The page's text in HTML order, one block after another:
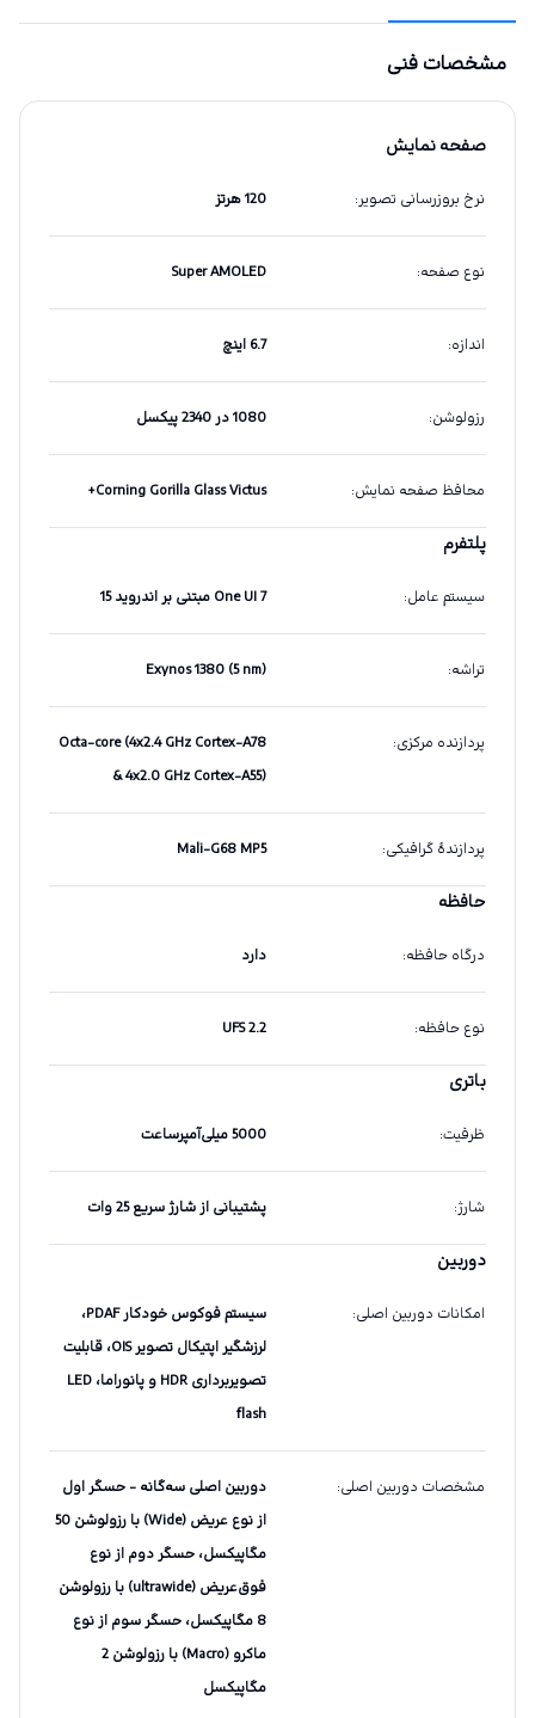
مشخصات فنی
صفحه نمایش
نرخ بروزرسانی تصویر: 120 هرتز
نوع صفحه:
Super AMOLED
اندازه: 6.7 اینچ
رزولوشن: 1080 در 2340 پیکسل
محافظ صفحه نمایش:
Corning Gorilla Glass Victus+
پلتفرم
سیستم عامل: One UI 7 مبتنی بر اندروید 15
تراشه:
Exynos 1380 (5 nm)
پردازنده مرکزی:
Octa-core (4x2.4 GHz Cortex-A78
& 4x2.0 GHz Cortex-A55)
پردازندهٔ گرافیکی:
Mali-G68 MP5
حافظه
درگاه حافظه: دارد
نوع حافظه:
UFS 2.2
باتری
ظرفیت: 5000 میلی‌آمپرساعت
شارژ: پشتیبانی از شارژ‌ سریع 25 وات
دوربین
امکانات دوربین اصلی:
سیستم فوکوس خودکار PDAF،
لرزشگیر اپتیکال تصویر OIS، قابلیت
تصویربرداری HDR و پانوراما، LED
flash
مشخصات دوربین اصلی:
دوربین اصلی سه‌گانه - حسگر اول
از نوع عریض (Wide) با رزولوشن 50
مگاپیکسل، حسگر دوم از نوع
فوق‌عریض (ultrawide) با رزولوشن
8 مگاپیکسل، حسگر سوم از نوع
ماکرو (Macro) با رزولوشن 2
مگاپیکسل